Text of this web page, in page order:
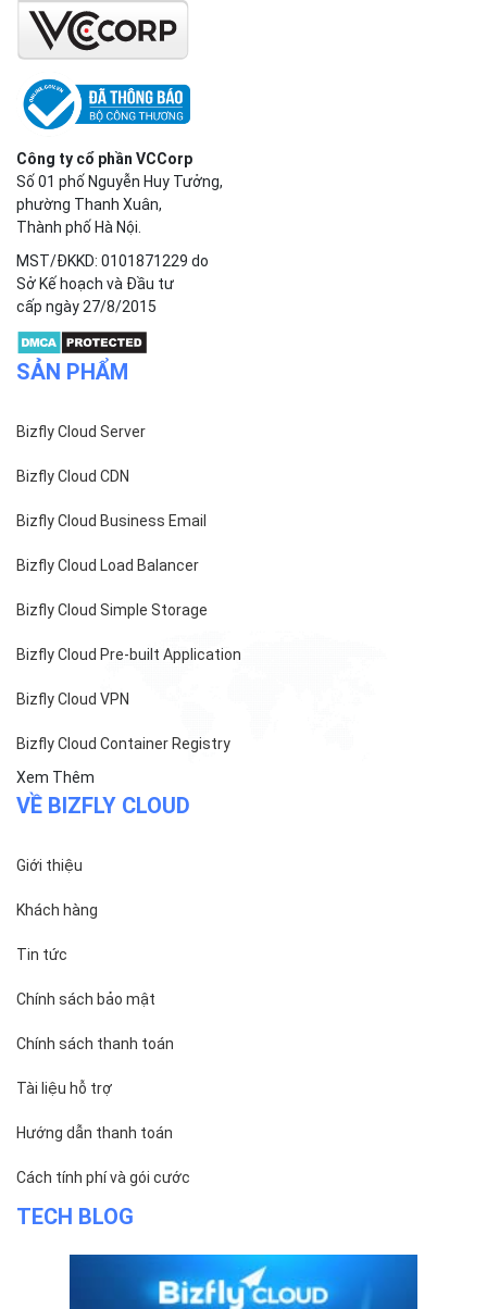
Công ty cổ phần VCCorp
Số 01 phố Nguyễn Huy Tưởng,
phường Thanh Xuân,
Thành phố Hà Nội.
MST/ĐKKD: 0101871229 do
Sở Kế hoạch và Đầu tư
cấp ngày 27/8/2015
SẢN PHẨM
Bizfly Cloud Server
Bizfly Cloud CDN
Bizfly Cloud Business Email
Bizfly Cloud Load Balancer
Bizfly Cloud Simple Storage
Bizfly Cloud Pre-built Application
Bizfly Cloud VPN
Bizfly Cloud Container Registry
Xem Thêm
VỀ BIZFLY CLOUD
Giới thiệu
Khách hàng
Tin tức
Chính sách bảo mật
Chính sách thanh toán
Tài liệu hỗ trợ
Hướng dẫn thanh toán
Cách tính phí và gói cước
TECH BLOG